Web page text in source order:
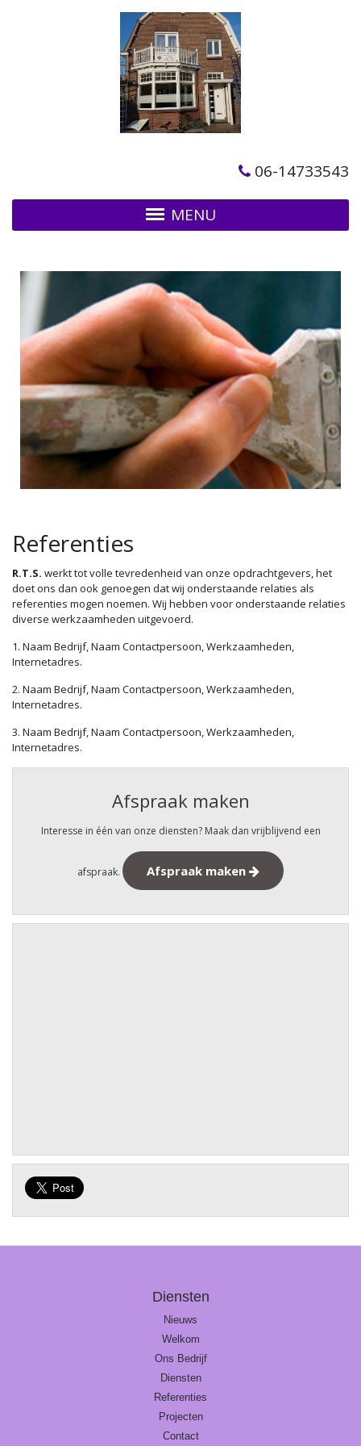
06-14733543
MENU
Referenties
R.T.S. werkt tot volle tevredenheid van onze opdrachtgevers, het
doet ons dan ook genoegen dat wij onderstaande relaties als
referenties mogen noemen. Wij hebben voor onderstaande relaties
diverse werkzaamheden uitgevoerd.
1. Naam Bedrijf, Naam Contactpersoon, Werkzaamheden,
Internetadres.
2. Naam Bedrijf, Naam Contactpersoon, Werkzaamheden,
Internetadres.
3. Naam Bedrijf, Naam Contactpersoon, Werkzaamheden,
Internetadres.
Afspraak maken
Interesse in één van onze diensten? Maak dan vrijblijvend een
afspraak. Afspraak maken
Diensten
Nieuws
Welkom
Ons Bedrijf
Diensten
Referenties
Projecten
Contact